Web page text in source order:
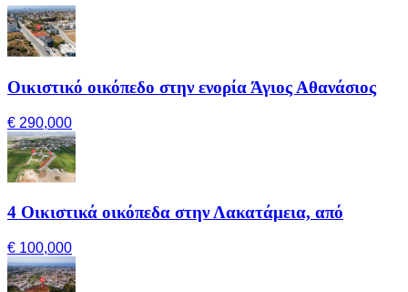
Οικιστικό οικόπεδο στην ενορία Άγιος Αθανάσιος
€ 290,000
4 Οικιστικά οικόπεδα στην Λακατάμεια, από
€ 100,000